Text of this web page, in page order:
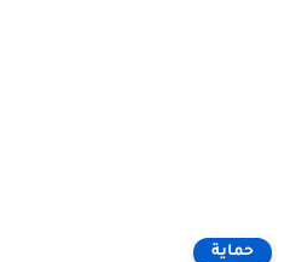
حماية